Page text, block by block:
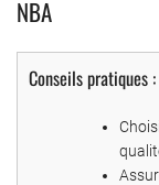
NBA
Conseils pratiques :